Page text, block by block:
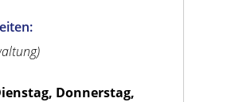
Donnerstag,